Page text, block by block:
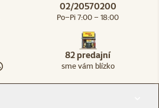
02/20570200
Po–Pi 7:00 – 18:00
82 predajní
sme vám blízko